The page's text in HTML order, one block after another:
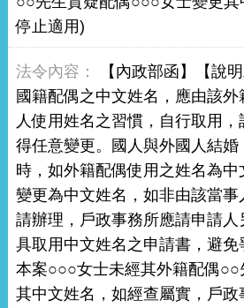
停止適用)
【內政部函】【說
國籍配偶之中文姓名，應由該外
人使用姓名之習慣，自行取用
得任意變更。國人與外國人結
時，如外籍配偶使用之姓名為
變更為中文姓名，如非由該當事
請辦理，戶政事務所應請申請人
具取用中文姓名之申請書，避免
本案○○○女士未經其外籍配偶○○
其中文姓名，如經查屬實，戶